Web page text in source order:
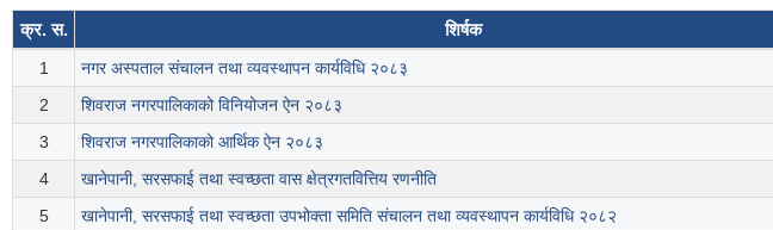
क्र. स. शिर्षक
1 नगर अस्पताल संचालन तथा व्यवस्थापन कार्यविधि २०८३
2
शिवराज नगरपालिकाको विनियोजन ऐन २०८३
3
शिवराज नगरपालिकाको आर्थिक ऐन २०८३
4
खानेपानी, सरसफाई तथा स्वच्छता वास क्षेत्रगतवित्तिय रणनीति
5
खानेपानी, सरसफाई तथा स्वच्छता उपभोक्ता समिति संचालन तथा व्यवस्थापन कार्यविधि २०८२